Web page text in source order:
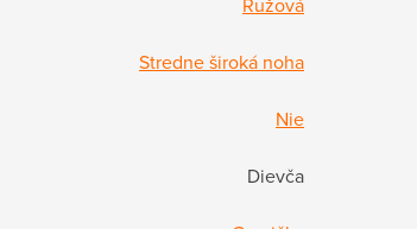
Stredne široká noha
Nie
Dievča